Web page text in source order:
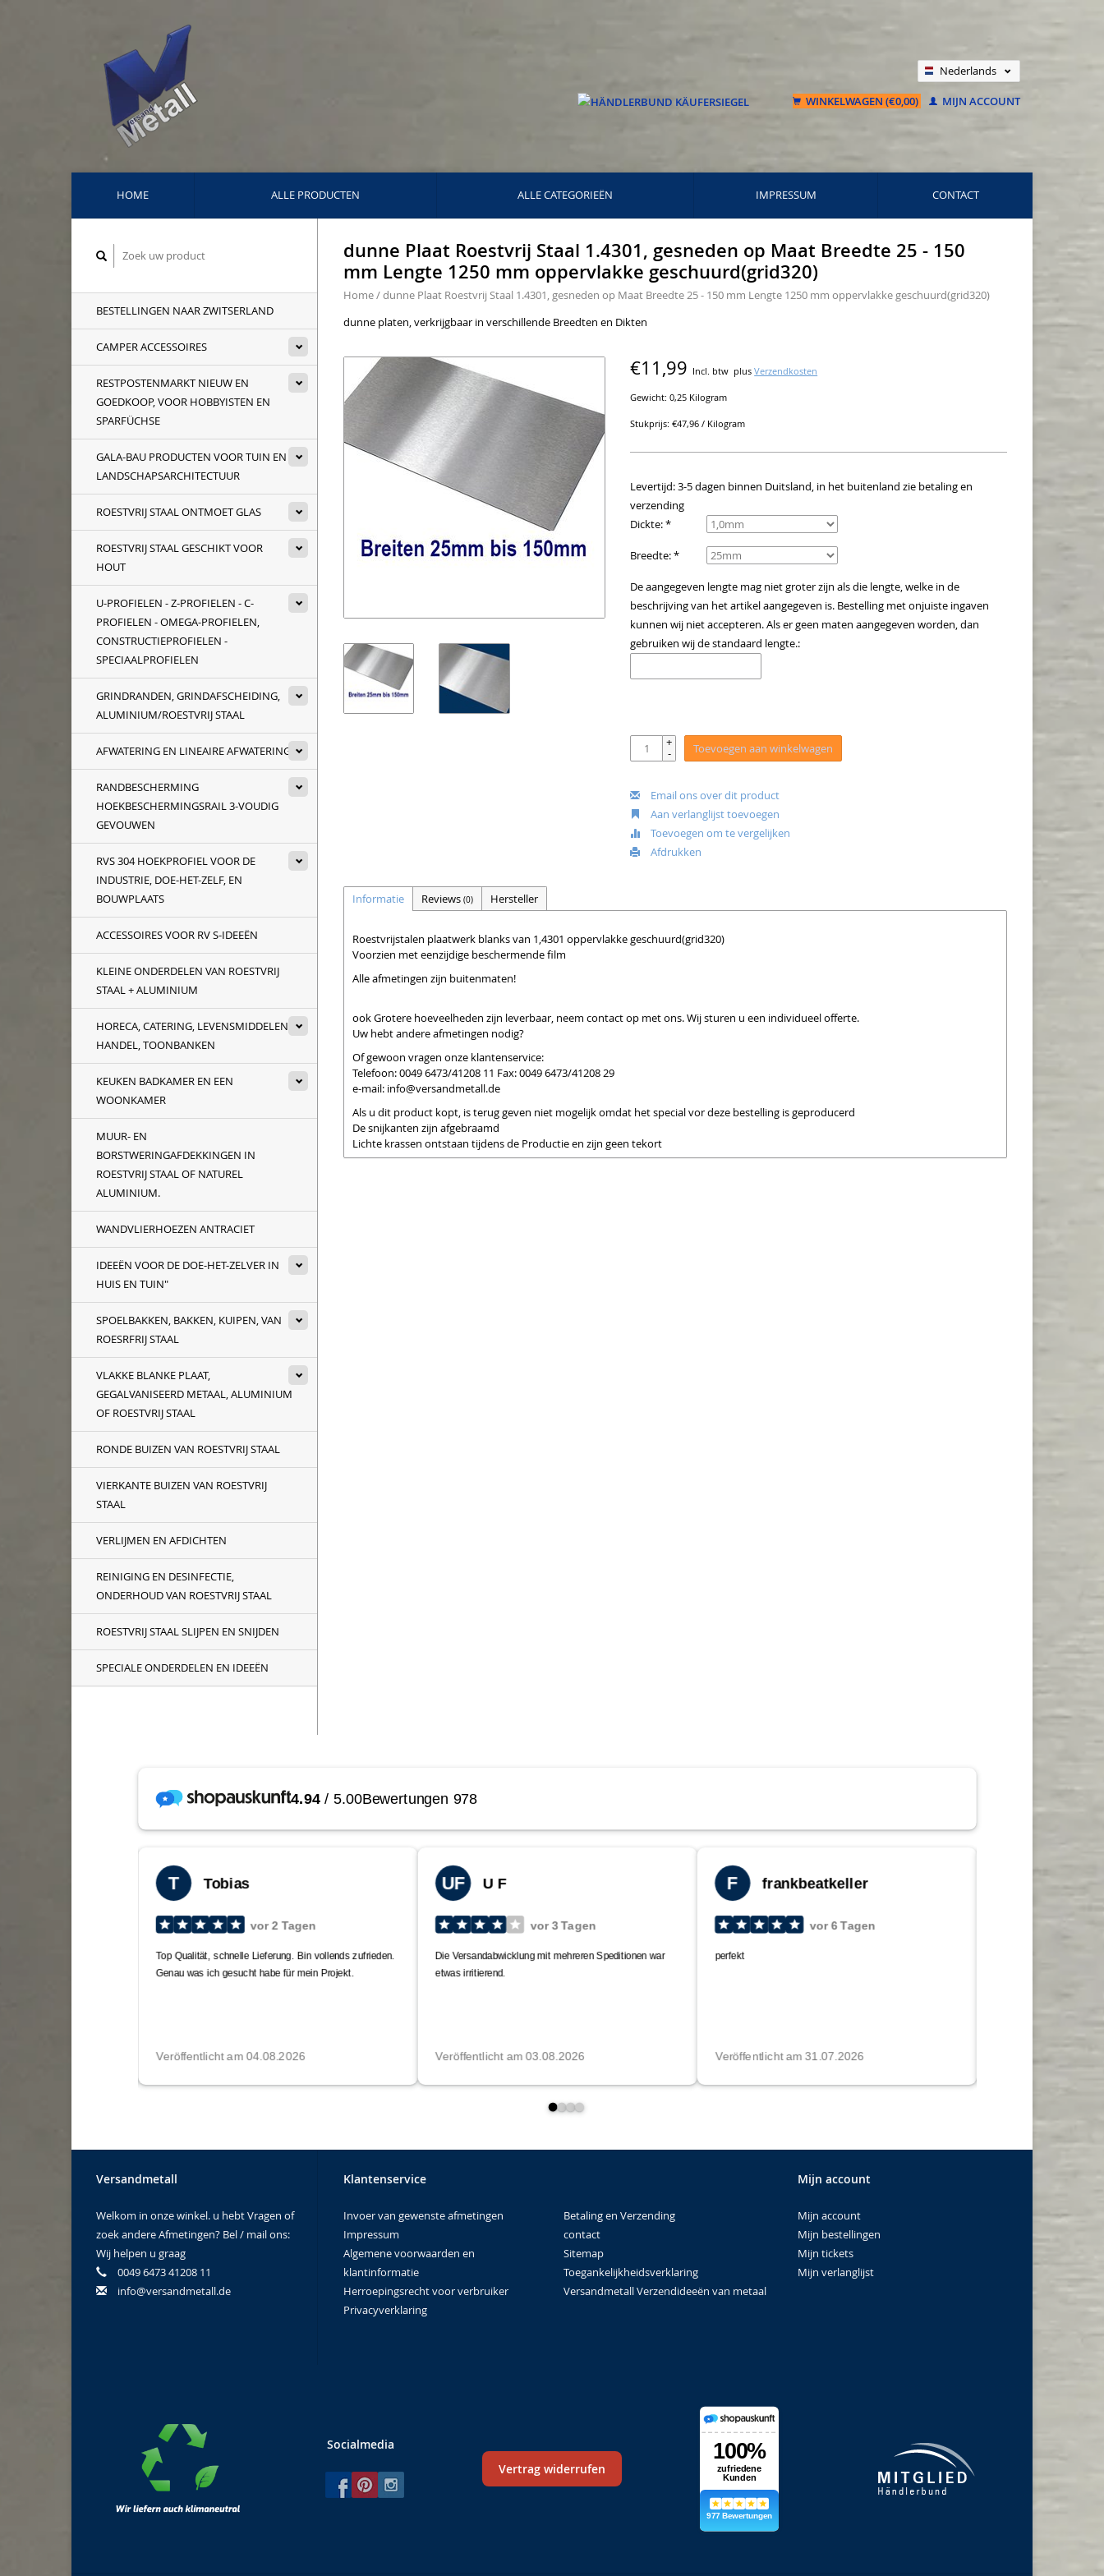
Nederlands
Français
WINKELWAGEN (€0,00) MIJN ACCOUNT
HOME ALLE PRODUCTEN ALLE CATEGORIEËN IMPRESSUM CONTACT
BESTELLINGEN NAAR ZWITSERLAND
CAMPER ACCESSOIRES
RESTPOSTENMARKT NIEUW EN
GOEDKOOP, VOOR HOBBYISTEN EN
SPARFÜCHSE
GALA-BAU PRODUCTEN VOOR TUIN EN
LANDSCHAPSARCHITECTUUR
ROESTVRIJ STAAL ONTMOET GLAS
ROESTVRIJ STAAL GESCHIKT VOOR
HOUT
U-PROFIELEN - Z-PROFIELEN - C-
PROFIELEN - OMEGA-PROFIELEN,
CONSTRUCTIEPROFIELEN -
SPECIAALPROFIELEN
GRINDRANDEN, GRINDAFSCHEIDING,
ALUMINIUM/ROESTVRIJ STAAL
AFWATERING EN LINEAIRE AFWATERING
RANDBESCHERMING
HOEKBESCHERMINGSRAIL 3-VOUDIG
GEVOUWEN
RVS 304 HOEKPROFIEL VOOR DE
INDUSTRIE, DOE-HET-ZELF, EN
BOUWPLAATS
ACCESSOIRES VOOR RV S-IDEEËN
KLEINE ONDERDELEN VAN ROESTVRIJ
STAAL + ALUMINIUM
HORECA, CATERING, LEVENSMIDDELEN
HANDEL, TOONBANKEN
KEUKEN BADKAMER EN EEN
WOONKAMER
MUUR- EN
BORSTWERINGAFDEKKINGEN IN
ROESTVRIJ STAAL OF NATUREL
ALUMINIUM.
WANDVLIERHOEZEN ANTRACIET
IDEEËN VOOR DE DOE-HET-ZELVER IN
HUIS EN TUIN"
SPOELBAKKEN, BAKKEN, KUIPEN, VAN
ROESRFRIJ STAAL
VLAKKE BLANKE PLAAT,
GEGALVANISEERD METAAL, ALUMINIUM
OF ROESTVRIJ STAAL
RONDE BUIZEN VAN ROESTVRIJ STAAL
VIERKANTE BUIZEN VAN ROESTVRIJ
STAAL
VERLIJMEN EN AFDICHTEN
REINIGING EN DESINFECTIE,
ONDERHOUD VAN ROESTVRIJ STAAL
ROESTVRIJ STAAL SLIJPEN EN SNIJDEN
SPECIALE ONDERDELEN EN IDEEËN
dunne Plaat Roestvrij Staal 1.4301, gesneden op Maat Breedte 25 - 150
mm Lengte 1250 mm oppervlakke geschuurd(grid320)
Home/dunne Plaat Roestvrij Staal 1.4301, gesneden op Maat Breedte 25 - 150 mm Lengte 1250 mm oppervlakke geschuurd(grid320)
dunne platen, verkrijgbaar in verschillende Breedten en Dikten
€11,99 Incl. btw plusVerzendkosten
Gewicht: 0,25 Kilogram
Stukprijs: €47,96 / Kilogram
Levertijd: 3-5 dagen binnen Duitsland, in het buitenland zie betaling en
verzending
Dickte: *
Breedte: *
De aangegeven lengte mag niet groter zijn als die lengte, welke in de
beschrijving van het artikel aangegeven is. Bestelling met onjuiste ingaven
kunnen wij niet accepteren. Als er geen maten aangegeven worden, dan
gebruiken wij de standaard lengte.:
+
- Toevoegen aan winkelwagen
Email ons over dit product
Aan verlanglijst toevoegen
Toevoegen om te vergelijken
Afdrukken
Informatie Reviews (0) Hersteller
Roestvrijstalen plaatwerk blanks van 1,4301 oppervlakke geschuurd(grid320)
Voorzien met eenzijdige beschermende film
Alle afmetingen zijn buitenmaten!
ook Grotere hoeveelheden zijn leverbaar, neem contact op met ons. Wij sturen u een individueel offerte.
Uw hebt andere afmetingen nodig?
Of gewoon vragen onze klantenservice:
Telefoon: 0049 6473/41208 11 Fax: 0049 6473/41208 29
e-mail: info@versandmetall.de
Als u dit product kopt, is terug geven niet mogelijk omdat het special vor deze bestelling is geproducerd
De snijkanten zijn afgebraamd
Lichte krassen ontstaan tijdens de Productie en zijn geen tekort
Versandmetall
Welkom in onze winkel. u hebt Vragen of
zoek andere Afmetingen? Bel / mail ons:
Wij helpen u graag
0049 6473 41208 11
info@versandmetall.de
Klantenservice
Invoer van gewenste afmetingen
Impressum
Algemene voorwaarden en
klantinformatie
Herroepingsrecht voor verbruiker
Privacyverklaring
Betaling en Verzending
contact
Sitemap
Toegankelijkheidsverklaring
Versandmetall Verzendideeën van metaal
Mijn account
Mijn account
Mijn bestellingen
Mijn tickets
Mijn verlanglijst
Socialmedia
Vertrag widerrufen